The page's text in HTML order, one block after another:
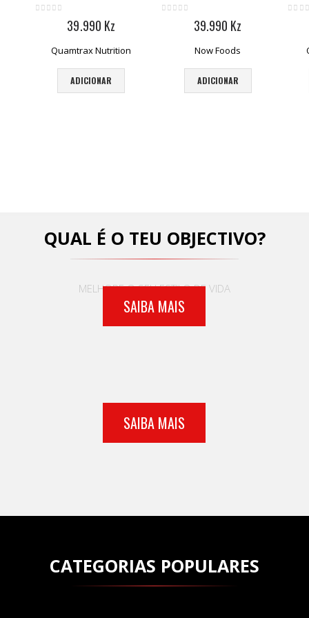
out of 539.990 Kz
Quamtrax Nutrition
ADICIONAR
out of 539.990 Kz
Now Foods
ADICIONAR
QUAL É O TEU OBJECTIVO?
MELHORE O SEU ESTILO DE VIDA
SAIBA MAIS
SAIBA MAIS
CATEGORIAS POPULARES